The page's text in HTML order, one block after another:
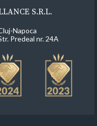
S.R.L.
Napoca
Predeal nr. 24A